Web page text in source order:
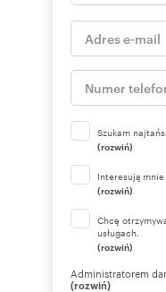
Szukam
(rozwiń)
Interesują
(rozwiń)
Chcę
usługach.
(rozwiń)
Administratorem
(rozwiń)